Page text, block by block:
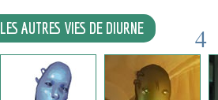
3
4
LES AUTRES VIES DE DIURNE